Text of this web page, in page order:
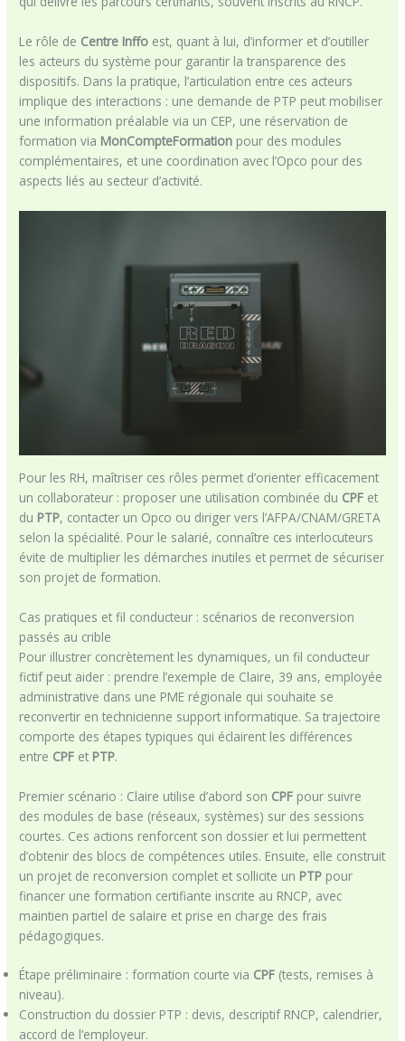
Le rôle de Centre Inffo est, quant à lui, d’informer et d’outiller
les acteurs du système pour garantir la transparence des
dispositifs. Dans la pratique, l’articulation entre ces acteurs
implique des interactions : une demande de PTP peut mobiliser
une information préalable via un CEP, une réservation de
formation via MonCompteFormation pour des modules
complémentaires, et une coordination avec l’Opco pour des
aspects liés au secteur d’activité.
Pour les RH, maîtriser ces rôles permet d’orienter efficacement
un collaborateur : proposer une utilisation combinée du CPF et
du PTP, contacter un Opco ou diriger vers l’AFPA/CNAM/GRETA
selon la spécialité. Pour le salarié, connaître ces interlocuteurs
évite de multiplier les démarches inutiles et permet de sécuriser
son projet de formation.
Cas pratiques et fil conducteur : scénarios de reconversion
passés au crible
Pour illustrer concrètement les dynamiques, un fil conducteur
fictif peut aider : prendre l’exemple de Claire, 39 ans, employée
administrative dans une PME régionale qui souhaite se
reconvertir en technicienne support informatique. Sa trajectoire
comporte des étapes typiques qui éclairent les différences
entre CPF et PTP.
Premier scénario : Claire utilise d’abord son CPF pour suivre
des modules de base (réseaux, systèmes) sur des sessions
courtes. Ces actions renforcent son dossier et lui permettent
d’obtenir des blocs de compétences utiles. Ensuite, elle construit
un projet de reconversion complet et sollicite un PTP pour
financer une formation certifiante inscrite au RNCP, avec
maintien partiel de salaire et prise en charge des frais
pédagogiques.
Étape préliminaire : formation courte via CPF (tests, remises à
niveau).
Construction du dossier PTP : devis, descriptif RNCP, calendrier,
accord de l’employeur.